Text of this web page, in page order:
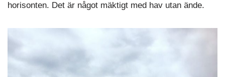
horisonten. Det är något mäktigt med hav utan ände.